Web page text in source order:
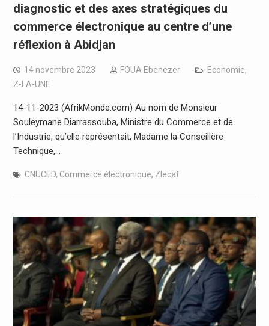
diagnostic et des axes stratégiques du
commerce électronique au centre d’une
réflexion à Abidjan
14 novembre 2023 FOUA Ebenezer Economie,
Z-LA-UNE
14-11-2023 (AfrikMonde.com) Au nom de Monsieur
Souleymane Diarrassouba, Ministre du Commerce et de
l’Industrie, qu’elle représentait, Madame la Conseillère
Technique,…
CNUCED, Commerce électronique, Zlecaf